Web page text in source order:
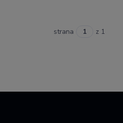
strana z 1